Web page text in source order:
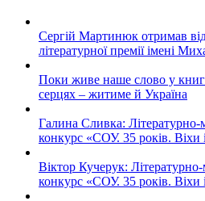
Сергій Мартинюк отримав
літературної премії імені
Поки живе наше слово у
серцях – житиме й Україна
Галина Сливка:
конкурс «СОУ. 35 років. Віхи
Віктор Кучерук:
конкурс «СОУ. 35 років. Віхи